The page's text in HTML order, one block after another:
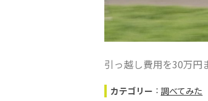
引っ越し費用を30万円
カテゴリー ： 調べてみた